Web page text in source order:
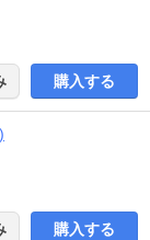
購入する
購入する